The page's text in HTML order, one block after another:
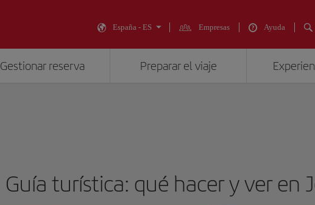
España - ES Empresas Ayuda
Gestionar reserva Preparar el viaje
Guía turística: qué hacer y ver en